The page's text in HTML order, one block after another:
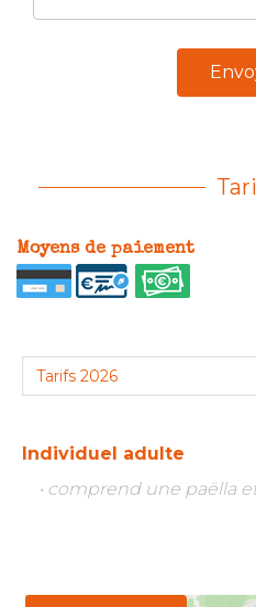
Moyens de paiement
Individuel adulte
• comprend une paëlla